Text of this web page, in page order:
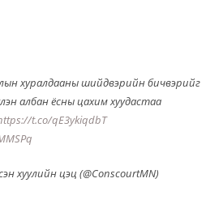
хуралдааны шийдвэрийн бичвэрийг
албан ёсны цахим хуудастаа
t.co/qE3ykiqdbT
хуулийн цэц (@ConscourtMN)